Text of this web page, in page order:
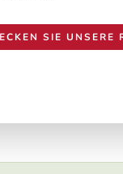
SIE UNSERE